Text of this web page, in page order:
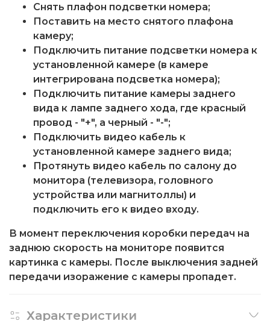
Снять плафон подсветки номера;
Поставить на место снятого плафона
камеру;
Подключить питание подсветки номера к
установленной камере (в камере
интегрирована подсветка номера);
Подключить питание камеры заднего
вида к лампе заднего хода, где красный
провод - "+", а черный - "-";
Подключить видео кабель к
установленной камере заднего вида;
Протянуть видео кабель по салону до
монитора (телевизора, головного
устройства или магнитоллы) и
подключить его к видео входу.
В момент переключения коробки передач на
заднюю скорость на мониторе появится
картинка с камеры. После выключения задней
передачи изоражение с камеры пропадет.
Характеристики